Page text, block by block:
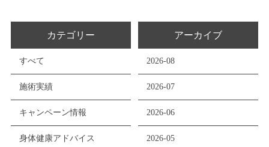
カテゴリー
すべて
施術実績
キャンペーン情報
身体健康アドバイス
アーカイブ
2026-08
2026-07
2026-06
2026-05